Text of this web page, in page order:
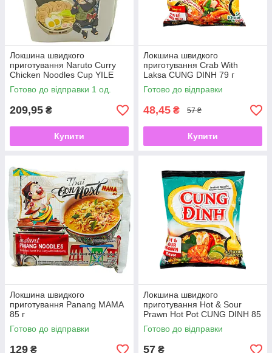
Локшина швидкого
приготування Naruto Curry
Chicken Noodles Cup YILE
100 г
Готово до відправки 1 од.
209,95 ₴
Купити
Локшина швидкого
приготування Crab With
Laksa CUNG DINH 79 г
Готово до відправки
48,45 ₴ 57 ₴
Купити
Локшина швидкого
приготування Panang MAMA
85 г
Готово до відправки
129 ₴
Локшина швидкого
приготування Hot & Sour
Prawn Hot Pot CUNG DINH 85
гГотово до відправки
57 ₴